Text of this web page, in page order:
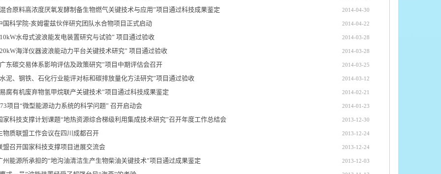
2014-04-30
合原料高浓度厌氧发酵制备生物燃气关键技术与应用”项目通过科技成果鉴定
2014-04-22
国科学院-亥姆霍兹伙伴研究团队水合物项目正式启动
2014-03-28
水母式波浪能发电装置研究与试验” 项目通过验收
2014-03-28
海洋仪器波浪能动力平台关键技术研究” 项目通过验收
2014-03-25
东碳交易体系影响评估及政策研究”项目中期评估会召开
2014-03-12
泥、钢铁、石化行业能评对标和碳排放量化方法研究”项目通过验收
2014-02-21
腐有机废弃物氢甲烷联产关键技术”项目通过科技成果鉴定
2014-01-23
项目“微型能源动力系统的科学问题” 召开启动会
2013-12-30
家科技支撑计划课题“地热资源综合梯级利用集成技术研究”召开年度工作总结会
2013-12-24
物质联盟工作会议在四川成都召开
2013-12-24
盟召开国家科技支撑项目进展交流会
2013-12-03
州能源所承担的“地沟油清洁生产生物柴油关键技术”项目通过成果鉴定